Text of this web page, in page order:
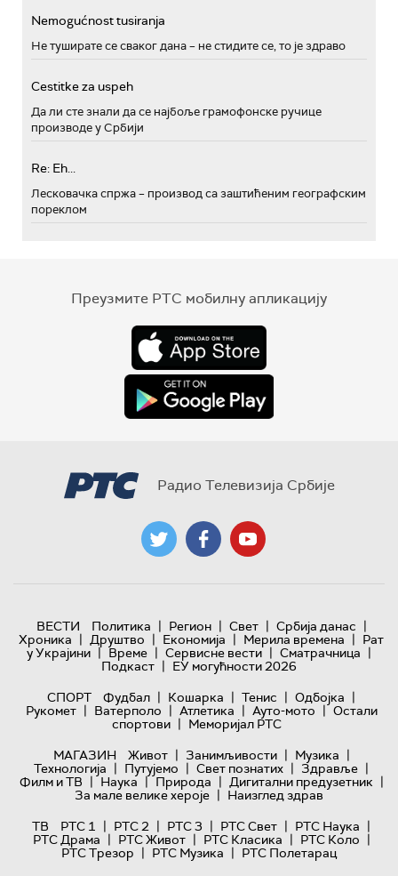
Nemogućnost tusiranja
Не туширате се сваког дана – не стидите се, то је здраво
Cestitke za uspeh
Да ли сте знали да се најбоље грамофонске ручице
производе у Србији
Re: Eh...
Лесковачка спржа – производ са заштићеним географским
пореклом
Преузмите РТС мобилну апликацију
Радио Телевизија Србије
ВЕСТИ Политика | Регион | Свет | Србија данас |
Хроника | Друштво | Економија | Мерила времена | Рат
у Украјини | Време | Сервисне вести | Сматрачница |
Подкаст | ЕУ могућности 2026
СПОРТ
Фудбал | Кошарка | Тенис | Одбојка |
Рукомет | Ватерполо | Атлетика | Ауто-мото | Остали
спортови | Меморијал РТС
МАГАЗИН
Живот | Занимљивости | Музика |
Технологијa | Путујемо | Свет познатих | Здравље |
Филм и ТВ | Наука | Природа | Дигитални предузетник |
За мале велике хероје | Наизглед здрав
ТВ
РТС 1 | РТС 2 | РТС 3 | РТС Свет | РТС Наука |
РТС Драма | РТС Живот | РТС Класика | РТС Коло |
РТС Трезор | РТС Музика | РТС Полетарац